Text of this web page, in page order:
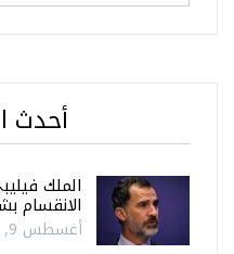
أحدث
الملك
الانقسام
أغسطس 9, 2026